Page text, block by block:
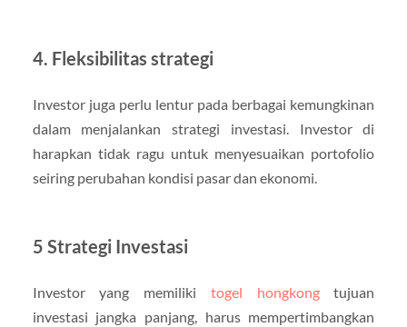
4. Fleksibilitas strategi
Investor juga perlu lentur pada berbagai kemungkinan
dalam menjalankan strategi investasi. Investor di
harapkan tidak ragu untuk menyesuaikan portofolio
seiring perubahan kondisi pasar dan ekonomi.
5 Strategi Investasi
Investor yang memiliki togel hongkongtujuan
investasi jangka panjang, harus mempertimbangkan